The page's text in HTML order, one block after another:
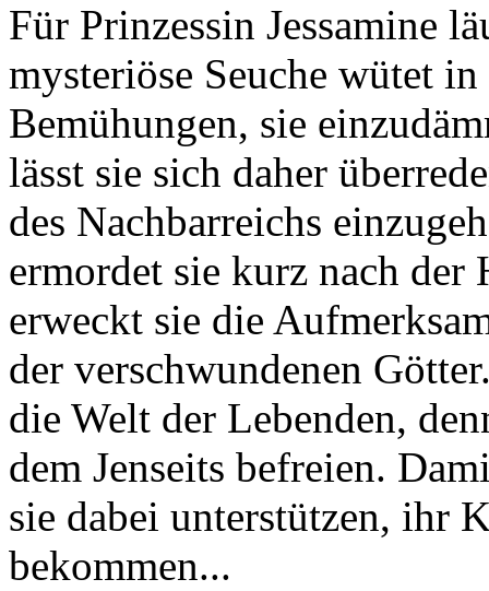
Für Prinzessin Jessamine
mysteriöse Seuche wütet
Bemühungen, sie
lässt sie sich daher
des Nachbarreichs
ermordet sie kurz nach der
erweckt sie die
der verschwundenen
die Welt der Lebenden,
dem Jenseits befreien.
sie dabei unterstützen, ihr
bekommen...